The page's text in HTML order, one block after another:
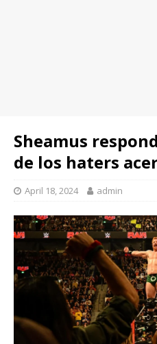
Sheamus
de los haters
April 18, 2024 admin